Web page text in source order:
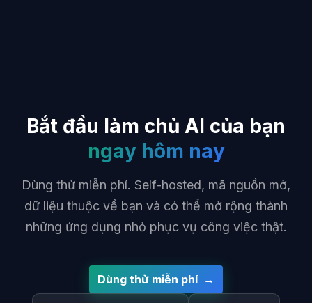
Bắt đầu làm chủ AI của bạn
ngay hôm nay
Dùng thử miễn phí. Self-hosted, mã nguồn mở,
dữ liệu thuộc về bạn và có thể mở rộng thành
những ứng dụng nhỏ phục vụ công việc thật.
Dùng thử miễn phí →